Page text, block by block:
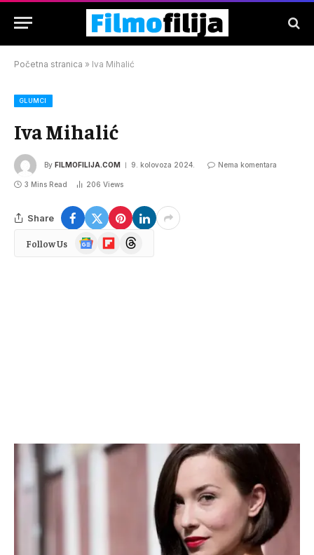
Početna stranica » Iva Mihalić
GLUMCI
Iva Mihalić
By FILMOFILIJA.COM 9. kolovoza 2024. Nema komentara
3 Mins Read 206 Views
Share
Follow Us
Google
News
FlipboardThreads